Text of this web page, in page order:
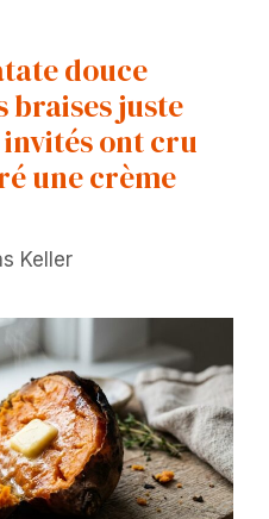
douce
braises juste
ont cru
une crème
Keller